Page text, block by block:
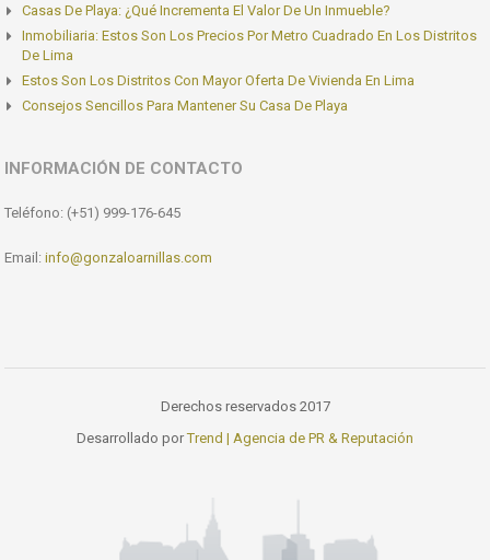
Casas De Playa: ¿Qué Incrementa El Valor De Un Inmueble?
Inmobiliaria: Estos Son Los Precios Por Metro Cuadrado En Los Distritos
De Lima
Estos Son Los Distritos Con Mayor Oferta De Vivienda En Lima
Consejos Sencillos Para Mantener Su Casa De Playa
INFORMACIÓN DE CONTACTO
Teléfono: (+51) 999-176-645
Email: info@gonzaloarnillas.com
Derechos reservados 2017
Desarrollado porTrend | Agencia de PR & Reputación